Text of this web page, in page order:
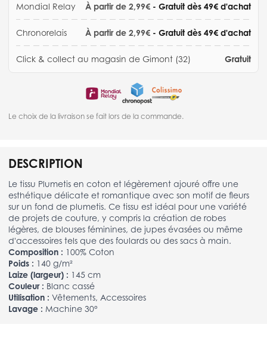
Mondial Relay À partir de 2,99€ - Gratuit dès 49€ d'achat
Chronorelais À partir de 2,99€ - Gratuit dès 49€ d'achat
Click & collect au magasin de Gimont (32) Gratuit
Le choix de la livraison se fait lors de la commande.
DESCRIPTION
Le tissu Plumetis en coton et légèrement ajouré offre une
esthétique délicate et romantique avec son motif de fleurs
sur un fond de plumetis. Ce tissu est idéal pour une variété
de projets de couture, y compris la création de robes
légères, de blouses féminines, de jupes évasées ou même
d'accessoires tels que des foulards ou des sacs à main.
Composition : 100% Coton
Poids : 140 g/m²
Laize (largeur) : 145 cm
Couleur : Blanc cassé
Utilisation : Vêtements, Accessoires
Lavage : Machine 30°